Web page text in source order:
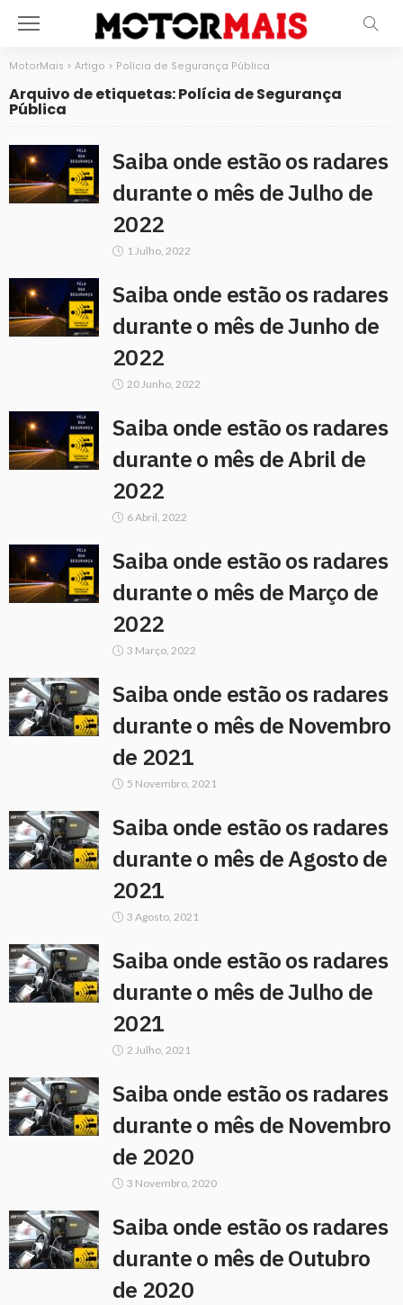
MotorMais > Artigo > Polícia de Segurança Pública
Arquivo de etiquetas: Polícia de Segurança
Pública
Saiba onde estão os radares
durante o mês de Julho de
2022
1 Julho, 2022
Saiba onde estão os radares
durante o mês de Junho de
2022
20 Junho, 2022
Saiba onde estão os radares
durante o mês de Abril de
2022
6 Abril, 2022
Saiba onde estão os radares
durante o mês de Março de
2022
3 Março, 2022
Saiba onde estão os radares
durante o mês de Novembro
de 2021
5 Novembro, 2021
Saiba onde estão os radares
durante o mês de Agosto de
2021
3 Agosto, 2021
Saiba onde estão os radares
durante o mês de Julho de
2021
2 Julho, 2021
Saiba onde estão os radares
durante o mês de Novembro
de 2020
3 Novembro, 2020
Saiba onde estão os radares
durante o mês de Outubro
de 2020